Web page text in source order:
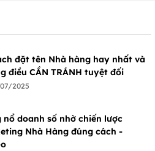
đặt tên Nhà hàng hay nhất và
điều CẦN TRÁNH tuyệt đối
2025
nổ doanh số nhờ chiến lược
Nhà Hàng đúng cách -